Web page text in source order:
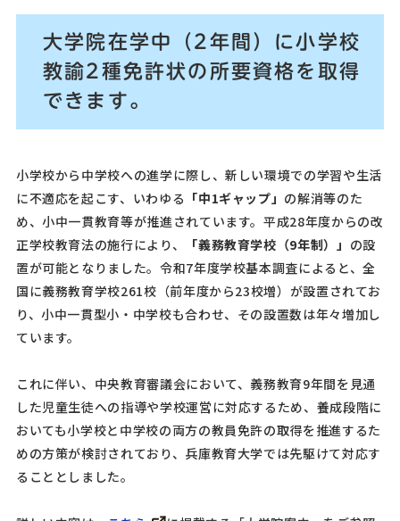
大学院在学中（2年間）に小学校
教諭2種免許状の所要資格を取得
できます。
小学校から中学校への進学に際し、新しい環境での学習や生活
に不適応を起こす、いわゆる 「中1ギャップ」 の解消等のた
め、小中一貫教育等が推進されています。平成28年度からの改
正学校教育法の施行により、
「義務教育学校（9年制）」 の設
置が可能となりました。令和7年度学校基本調査によると、全
国に義務教育学校261校（前年度から23校増）が設置されてお
り、小中一貫型小・中学校も合わせ、その設置数は年々増加し
ています。
これに伴い、中央教育審議会において、義務教育9年間を見通
した児童生徒への指導や学校運営に対応するため、養成段階に
おいても小学校と中学校の両方の教員免許の取得を推進するた
めの方策が検討されており、兵庫教育大学では先駆けて対応す
ることとしました。